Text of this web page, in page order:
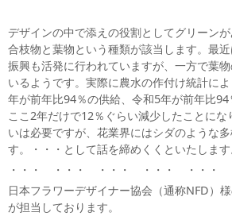
デザインの中で添えの役割としてグリーン
合枝物と葉物という種類が該当します。最
振興も活発に行われていますが、一方で葉
いるようです。実際に農水の作付け統計に
年が前年比94％の供給、令和5年が前年比94
ここ2年だけで12％ぐらい減少したことにな
いは必要ですが、花業界にはシダのような
す。・・・として話を締めくくといたします
・・・ ・・・ ・・・ ・・・ ・・・
日本フラワーデザイナー協会（通称NFD）
が担当しております。